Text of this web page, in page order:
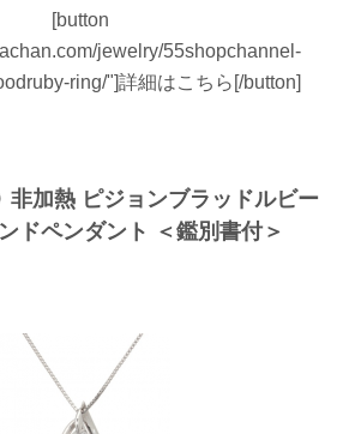
[button
jewelry/55shopchannel-
ring/"]詳細はこちら[/button]
非加熱 ピジョンブラッドルビー
ドペンダント ＜鑑別書付＞